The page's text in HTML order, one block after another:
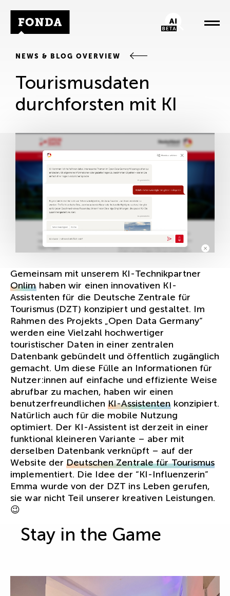
Fonda Logo AI-Chatbot
NEWS & BLOG OVERVIEW
Tourismusdaten
durchforsten mit KI
Gemeinsam mit unserem KI-Technikpartner
Onlimhaben wir einen innovativen KI-
Assistenten für die Deutsche Zentrale für
Tourismus (DZT) konzipiert und gestaltet. Im
Rahmen des Projekts „Open Data Germany“
werden eine Vielzahl hochwertiger
touristischer Daten in einer zentralen
Datenbank gebündelt und öffentlich zugänglich
gemacht. Um diese Fülle an Informationen für
Nutzer:innen auf einfache und effiziente Weise
abrufbar zu machen, haben wir einen
benutzerfreundlichenKI-Assistentenkonzipiert.
Natürlich auch für die mobile Nutzung
optimiert. Der KI-Assistent ist derzeit in einer
funktional kleineren Variante – aber mit
derselben Datenbank verknüpft – auf der
Website derDeutschen Zentrale für Tourismus
implementiert. Die Idee der “KI-Influenzerin”
Emma wurde von der DZT ins Leben gerufen,
sie war nicht Teil unserer kreativen Leistungen.
😉
Stay in the Game